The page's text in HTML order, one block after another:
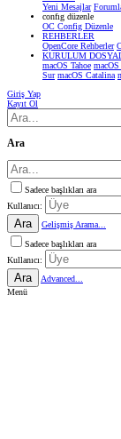
Yeni Mesajlar
confıg düzenle
OC Config Düzenle
REHBERLER
OpenCore Rehberler
KURULUM
macOS Tahoe
Sur macOS Catalina
Giriş Yap
Kayıt Ol
Ara
Sadece başlıkları ara
Kullanıcı:
Ara
Gelişmiş Arama...
Sadece başlıkları ara
Kullanıcı:
Ara
Advanced...
Menü